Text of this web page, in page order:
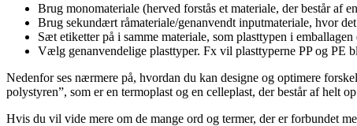
Brug monomateriale (herved forstås et materiale, der består af
Brug sekundært råmateriale/genanvendt inputmateriale, hvor
Sæt etiketter på i samme materiale, som plasttypen i emballagen
Vælg genanvendelige plasttyper. Fx vil plasttyperne PP og PE
Nedenfor ses nærmere på, hvordan du kan designe og optimere
polystyren”, som er en termoplast og en celleplast, der består af
Hvis du vil vide mere om de mange ord og termer, der er forbundet